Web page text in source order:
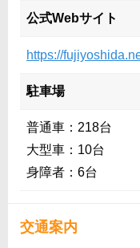
公式Webサイト
https://
駐車場
普通車：218台
大型車：10台
身障者：6台
交通案内